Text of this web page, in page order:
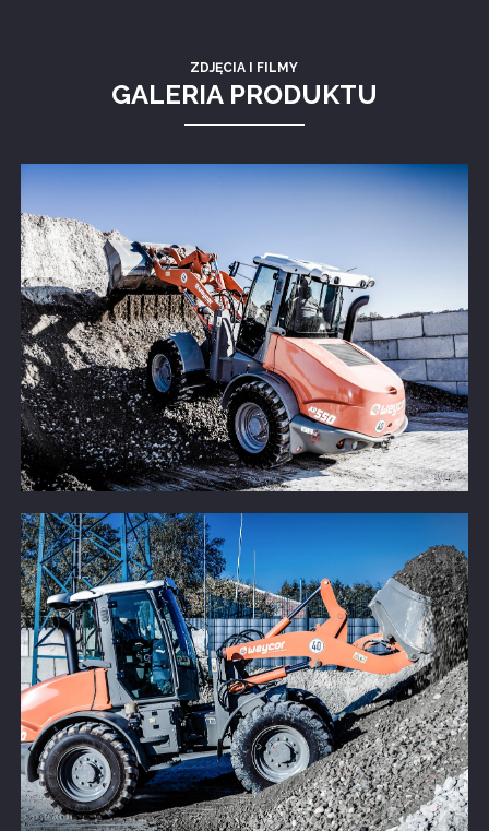
GALERIA PRODUKTU
ZDJĘCIA I FILMY